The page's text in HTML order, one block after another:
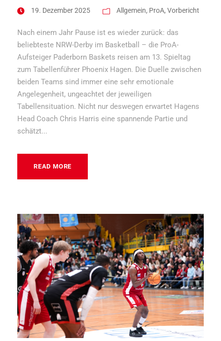
19. Dezember 2025 Allgemein, ProA, Vorbericht
Nach einem Jahr Pause ist es wieder zurück: das
beliebteste NRW-Derby im Basketball – die ProA-
Aufsteiger Paderborn Baskets reisen am 13. Spieltag
zum Tabellenführer Phoenix Hagen. Die Duelle zwischen
beiden Teams sind immer eine sehr emotionale
Angelegenheit, ungeachtet der jeweiligen
Tabellensituation. Nicht nur deswegen erwartet Hagens
Head Coach Chris Harris eine spannende Partie und
schätzt...
READ MORE